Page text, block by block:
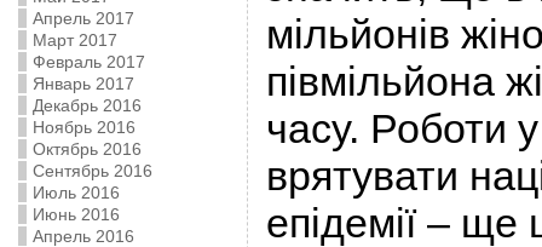
Апрель 2017
Март 2017
Февраль 2017
Январь 2017
Декабрь 2016
Ноябрь 2016
Октябрь 2016
Сентябрь 2016
Июль 2016
Июнь 2016
Апрель 2016
мільйонів
півмільйона
часу. Роботи
врятувати
епідемії – ще